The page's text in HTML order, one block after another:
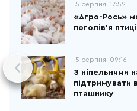
5 серпня, 17:52
«Агро-Рось»
поголів'я птиці
5 серпня, 09:16
З ніпельними
підтримувати
пташнику